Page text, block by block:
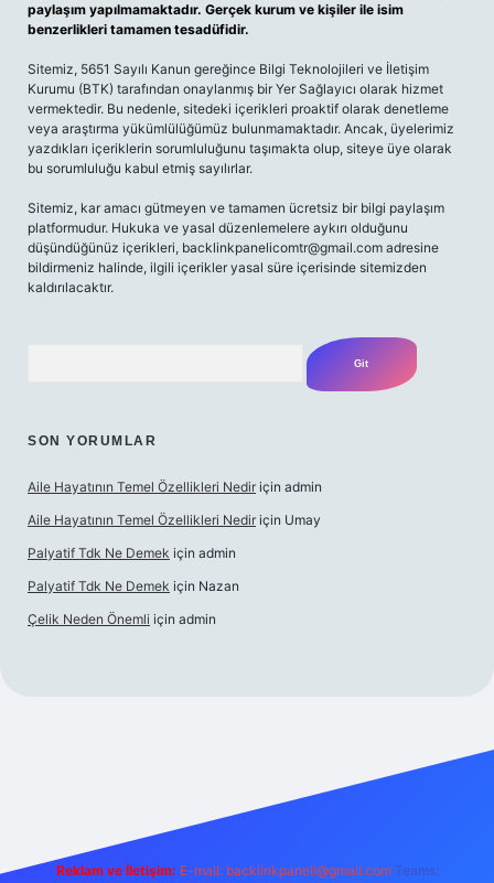
paylaşım yapılmamaktadır. Gerçek kurum ve kişiler ile isim
benzerlikleri tamamen tesadüfidir.
Sitemiz, 5651 Sayılı Kanun gereğince Bilgi Teknolojileri ve İletişim
Kurumu (BTK) tarafından onaylanmış bir Yer Sağlayıcı olarak hizmet
vermektedir. Bu nedenle, sitedeki içerikleri proaktif olarak denetleme
veya araştırma yükümlülüğümüz bulunmamaktadır. Ancak, üyelerimiz
yazdıkları içeriklerin sorumluluğunu taşımakta olup, siteye üye olarak
bu sorumluluğu kabul etmiş sayılırlar.
Sitemiz, kar amacı gütmeyen ve tamamen ücretsiz bir bilgi paylaşım
platformudur. Hukuka ve yasal düzenlemelere aykırı olduğunu
düşündüğünüz içerikleri, backlinkpanelicomtr@gmail.com adresine
bildirmeniz halinde, ilgili içerikler yasal süre içerisinde sitemizden
kaldırılacaktır.
SON YORUMLAR
Aile Hayatının Temel Özellikleri Nedir için admin
Aile Hayatının Temel Özellikleri Nedir için Umay
Palyatif Tdk Ne Demek için admin
Palyatif Tdk Ne Demek için Nazan
Çelik Neden Önemli için admin
Reklam ve İletişim: E-mail: backlinkpaneli@gmail.com Teams: